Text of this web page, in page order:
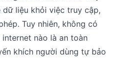
liệu khỏi việc truy cập,
Tuy nhiên, không có
nào là an toàn
khích người dùng tự bảo